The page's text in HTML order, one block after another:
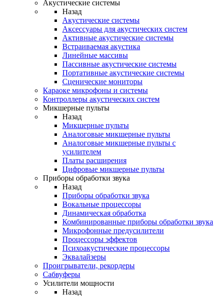
Акустические системы
Назад
Акустические системы
Аксессуары для акустических систем
Активные акустические системы
Встраиваемая акустика
Линейные массивы
Пассивные акустические системы
Портативные акустические системы
Сценические мониторы
Караоке микрофоны и системы
Контроллеры акустических систем
Микшерные пульты
Назад
Микшерные пульты
Аналоговые микшерные пульты
Аналоговые микшерные пульты с
усилителем
Платы расширения
Цифровые микшерные пульты
Приборы обработки звука
Назад
Приборы обработки звука
Вокальные процессоры
Динамическая обработка
Комбинированные приборы обработки звука
Микрофонные предусилители
Процессоры эффектов
Психоакустические процессоры
Эквалайзеры
Проигрыватели, рекордеры
Сабвуферы
Усилители мощности
Назад